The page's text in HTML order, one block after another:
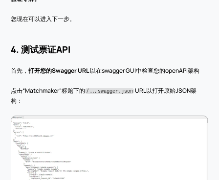
您现在可以进入下一步。
4. 测试票证API
首先，打开您的Swagger URL 以在swagger GUI中检查您的openAPI架构
点击“Matchmaker”标题下的 /...swagger.json URL以打开原始JSON架
构：